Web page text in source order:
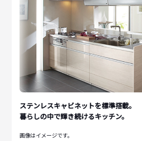
ステンレスキャビネットを標準搭載。
暮らしの中で輝き続けるキッチン。
画像はイメージです。